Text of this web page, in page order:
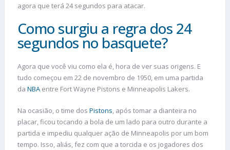
agora que terá 24 segundos para atacar.
Como surgiu a regra dos 24
segundos no basquete?
Agora que você viu como ela é, hora de ver suas origens. E
tudo começou em 22 de novembro de 1950, em uma partida
da NBA entre Fort Wayne Pistons e Minneapolis Lakers.
Na ocasião, o time dos Pistons, após tomar a dianteira no
placar, ficou tocando a bola de um lado para outro durante a
partida e impediu qualquer ação de Minneapolis por um bom
tempo. Isso, aliás, fez com que a torcida e os jogadores dos